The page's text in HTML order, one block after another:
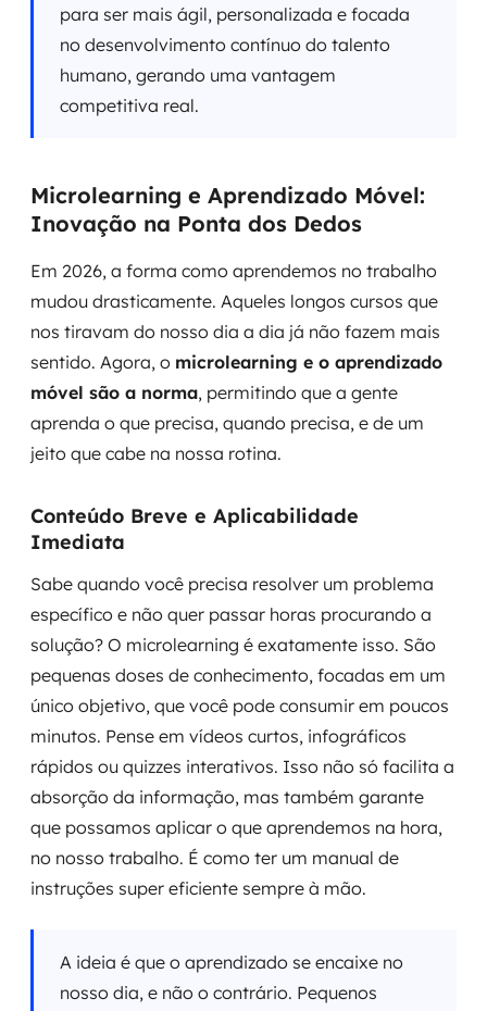
para ser mais ágil, personalizada e focada
no desenvolvimento contínuo do talento
humano, gerando uma vantagem
competitiva real.
Microlearning e Aprendizado Móvel:
Inovação na Ponta dos Dedos
Em 2026, a forma como aprendemos no trabalho
mudou drasticamente. Aqueles longos cursos que
nos tiravam do nosso dia a dia já não fazem mais
sentido. Agora, o microlearning e o aprendizado
móvel são a norma, permitindo que a gente
aprenda o que precisa, quando precisa, e de um
jeito que cabe na nossa rotina.
Conteúdo Breve e Aplicabilidade
Imediata
Sabe quando você precisa resolver um problema
específico e não quer passar horas procurando a
solução? O microlearning é exatamente isso. São
pequenas doses de conhecimento, focadas em um
único objetivo, que você pode consumir em poucos
minutos. Pense em vídeos curtos, infográficos
rápidos ou quizzes interativos. Isso não só facilita a
absorção da informação, mas também garante
que possamos aplicar o que aprendemos na hora,
no nosso trabalho. É como ter um manual de
instruções super eficiente sempre à mão.
A ideia é que o aprendizado se encaixe no
nosso dia, e não o contrário. Pequenos